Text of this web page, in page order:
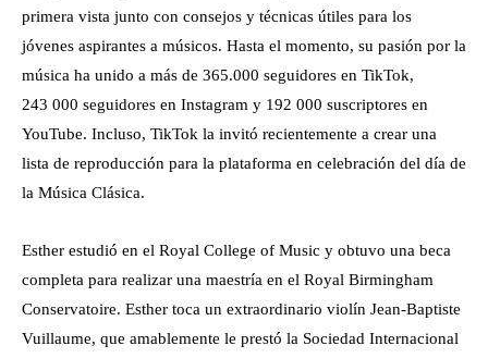
primera vista junto con consejos y técnicas útiles para los
jóvenes aspirantes a músicos. Hasta el momento, su pasión por la
música ha unido a más de 365.000 seguidores en TikTok,
243 000 seguidores en Instagram y 192 000 suscriptores en
YouTube. Incluso, TikTok la invitó recientemente a crear una
lista de reproducción para la plataforma en celebración del día de
la Música Clásica.
Esther estudió en el Royal College of Music y obtuvo una beca
completa para realizar una maestría en el Royal Birmingham
Conservatoire. Esther toca un extraordinario violín Jean-Baptiste
Vuillaume, que amablemente le prestó la Sociedad Internacional